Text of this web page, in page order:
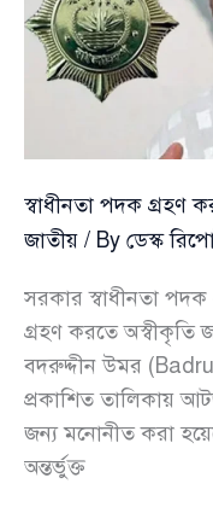
স্বাধীনতা পদক গ্রহণ
জাতীয় / By ডেস্ক
সরকার স্বাধীনতা পদক
গ্রহণ করতে অস্বীকৃতি
বদরুদ্দীন উমর
প্রকাশিত তালিকায়
জন্য মনোনীত করা
অন্তর্ভুক্ত